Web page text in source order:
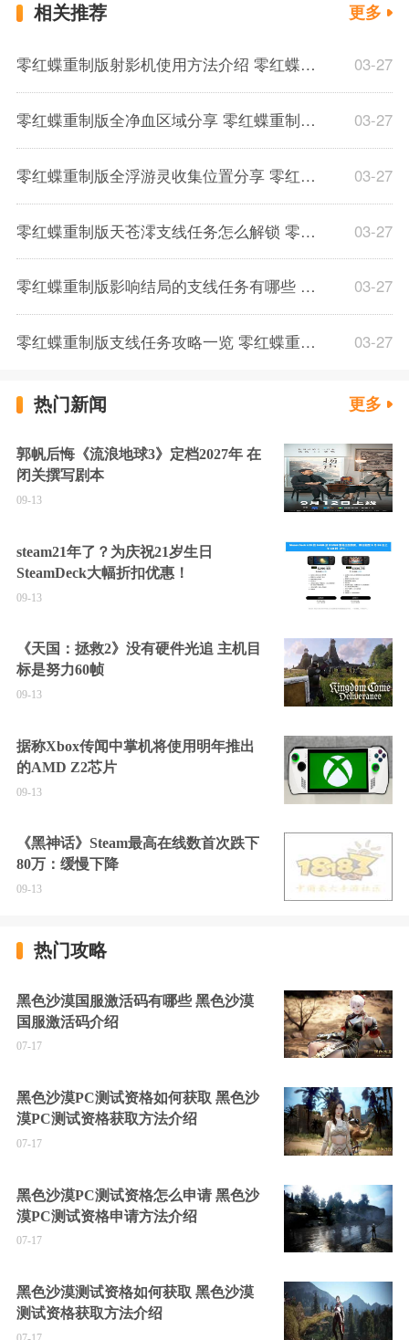
相关推荐 更多
零红蝶重制版射影机使用方法介绍 零红蝶重制版射影机机制介绍 03-27
零红蝶重制版全净血区域分享 零红蝶重制版净血区域位置一览 03-27
零红蝶重制版全浮游灵收集位置分享 零红蝶重制版各章节支线可收集浮游灵汇总分享 03-27
零红蝶重制版天苍澪支线任务怎么解锁 零红蝶重制版天苍澪支线任务触发方法与流程攻略 03-27
零红蝶重制版影响结局的支线任务有哪些 零红蝶重制版与结局有关的支线任务一览 03-27
零红蝶重制版支线任务攻略一览 零红蝶重制版支线任务流程攻略分享 03-27
热门新闻 更多
郭帆后悔《流浪地球3》定档2027年 在
闭关撰写剧本
09-13
steam21年了？为庆祝21岁生日
SteamDeck大幅折扣优惠！
09-13
《天国：拯救2》没有硬件光追 主机目
标是努力60帧
09-13
据称Xbox传闻中掌机将使用明年推出
的AMD Z2芯片
09-13
《黑神话》Steam最高在线数首次跌下
80万：缓慢下降
09-13
热门攻略
黑色沙漠国服激活码有哪些 黑色沙漠
国服激活码介绍
07-17
黑色沙漠PC测试资格如何获取 黑色沙
漠PC测试资格获取方法介绍
07-17
黑色沙漠PC测试资格怎么申请 黑色沙
漠PC测试资格申请方法介绍
07-17
黑色沙漠测试资格如何获取 黑色沙漠
测试资格获取方法介绍